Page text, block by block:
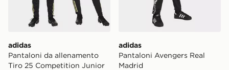
adidas
Pantaloni da allenamento
Tiro 25 Competition Junior
adidas
Pantaloni Avengers Real
Madrid